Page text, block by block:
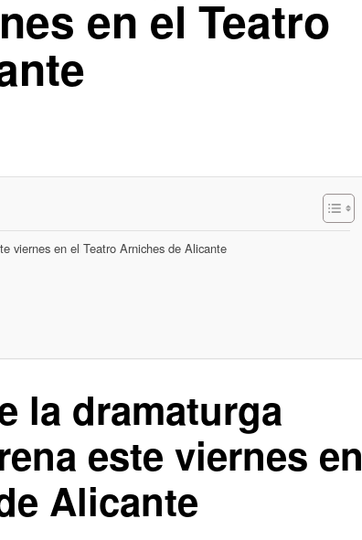
en el Teatro
viernes en el Teatro Arniches de Alicante
la dramaturga
este viernes en
Alicante